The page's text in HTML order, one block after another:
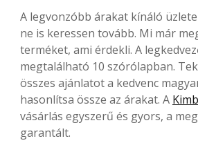
A legvonzóbb árakat kínáló
ne is keressen tovább. Mi már
terméket, ami érdekli. A
megtalálható 10 szórólapban.
összes ajánlatot a kedvenc
hasonlítsa össze az árakat. A
vásárlás egyszerű és gyors, a
garantált.